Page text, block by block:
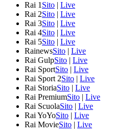
Rai 1 Sito | Live
Rai 2Sito | Live
Rai 3Sito | Live
Rai 4Sito | Live
Rai 5Sito | Live
RainewsSito | Live
Rai GulpSito | Live
Rai SportSito | Live
Rai Sport 2Sito | Live
Rai StoriaSito | Live
Rai PremiumSito | Live
Rai ScuolaSito | Live
Rai YoYoSito | Live
Rai MovieSito | Live